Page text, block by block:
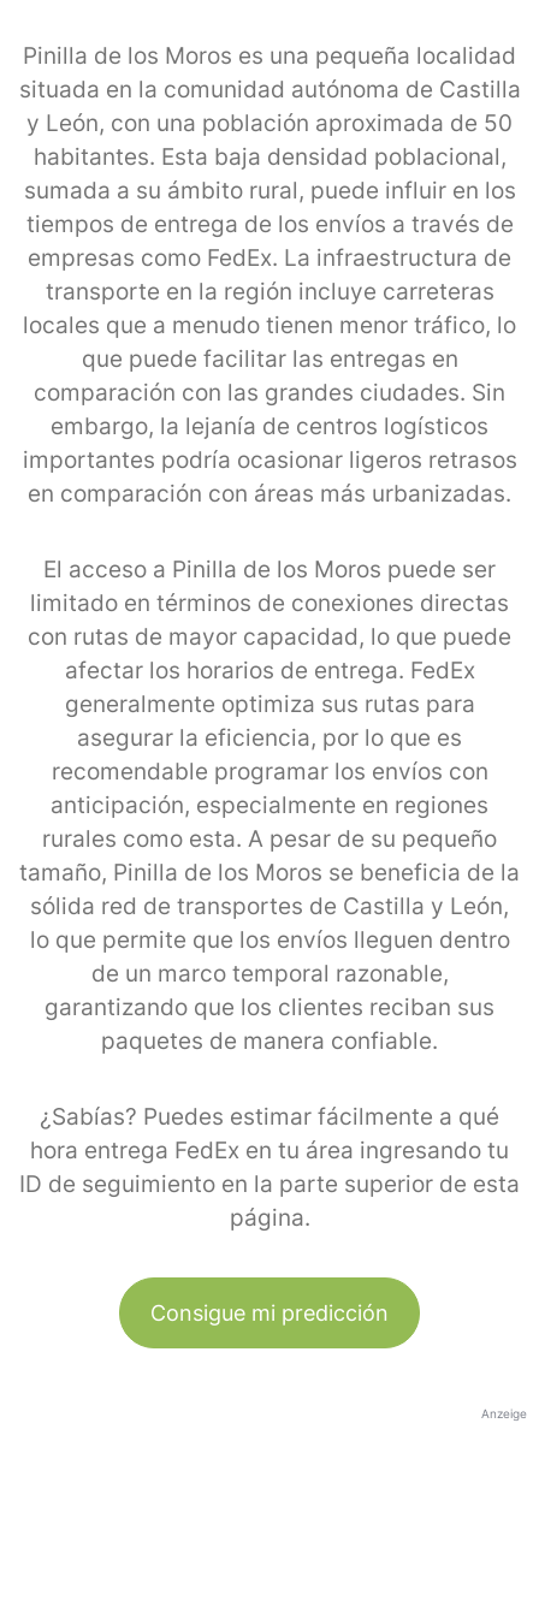
Pinilla de los Moros es una pequeña localidad
situada en la comunidad autónoma de Castilla
y León, con una población aproximada de 50
habitantes. Esta baja densidad poblacional,
sumada a su ámbito rural, puede influir en los
tiempos de entrega de los envíos a través de
empresas como FedEx. La infraestructura de
transporte en la región incluye carreteras
locales que a menudo tienen menor tráfico, lo
que puede facilitar las entregas en
comparación con las grandes ciudades. Sin
embargo, la lejanía de centros logísticos
importantes podría ocasionar ligeros retrasos
en comparación con áreas más urbanizadas.
El acceso a Pinilla de los Moros puede ser
limitado en términos de conexiones directas
con rutas de mayor capacidad, lo que puede
afectar los horarios de entrega. FedEx
generalmente optimiza sus rutas para
asegurar la eficiencia, por lo que es
recomendable programar los envíos con
anticipación, especialmente en regiones
rurales como esta. A pesar de su pequeño
tamaño, Pinilla de los Moros se beneficia de la
sólida red de transportes de Castilla y León,
lo que permite que los envíos lleguen dentro
de un marco temporal razonable,
garantizando que los clientes reciban sus
paquetes de manera confiable.
¿Sabías? Puedes estimar fácilmente a qué
hora entrega FedEx en tu área ingresando tu
ID de seguimiento en la parte superior de esta
página.
Consigue mi predicción
Anzeige